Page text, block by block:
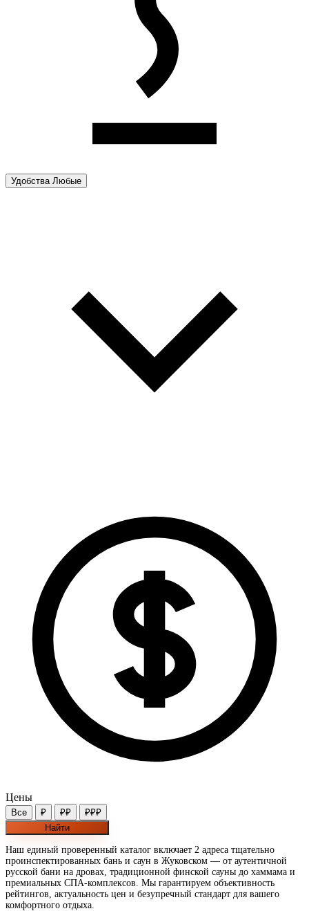
Удобства Любые
Цены
Все ₽ ₽₽
₽₽₽
Найти
Наш единый проверенный каталог включает 2 адреса тщательно
проинспектированных бань и саун в Жуковском — от аутентичной
русской бани на дровах, традиционной финской сауны до хаммама и
премиальных СПА-комплексов. Мы гарантируем объективность
рейтингов, актуальность цен и безупречный стандарт для вашего
комфортного отдыха.